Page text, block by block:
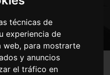
técnicas de
experiencia de
web, para mostrarte
y anuncios
el tráfico en